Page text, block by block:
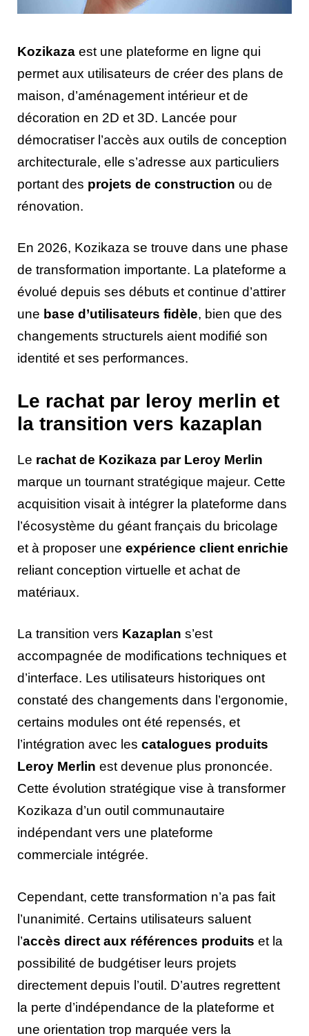
Kozikaza est une plateforme en ligne qui
permet aux utilisateurs de créer des plans de
maison, d’aménagement intérieur et de
décoration en 2D et 3D. Lancée pour
démocratiser l’accès aux outils de conception
architecturale, elle s’adresse aux particuliers
portant des projets de construction ou de
rénovation.
En 2026, Kozikaza se trouve dans une phase
de transformation importante. La plateforme a
évolué depuis ses débuts et continue d’attirer
une base d’utilisateurs fidèle, bien que des
changements structurels aient modifié son
identité et ses performances.
Le rachat par leroy merlin et
la transition vers kazaplan
Le rachat de Kozikaza par Leroy Merlin
marque un tournant stratégique majeur. Cette
acquisition visait à intégrer la plateforme dans
l’écosystème du géant français du bricolage
et à proposer une expérience client enrichie
reliant conception virtuelle et achat de
matériaux.
La transition vers Kazaplan s’est
accompagnée de modifications techniques et
d’interface. Les utilisateurs historiques ont
constaté des changements dans l’ergonomie,
certains modules ont été repensés, et
l’intégration avec les catalogues produits
Leroy Merlin est devenue plus prononcée.
Cette évolution stratégique vise à transformer
Kozikaza d’un outil communautaire
indépendant vers une plateforme
commerciale intégrée.
Cependant, cette transformation n’a pas fait
l’unanimité. Certains utilisateurs saluent
l’accès direct aux références produits et la
possibilité de budgétiser leurs projets
directement depuis l’outil. D’autres regrettent
la perte d’indépendance de la plateforme et
une orientation trop marquée vers la